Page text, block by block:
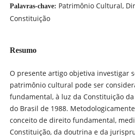
Palavras-chave: Patrimônio Cultural,
Constituição
Resumo
O presente artigo objetiva investigar
patrimônio cultural pode ser
fundamental, à luz da Constituição
do Brasil de 1988.
conceito de direito fundamental,
Constituição, da doutrina e da